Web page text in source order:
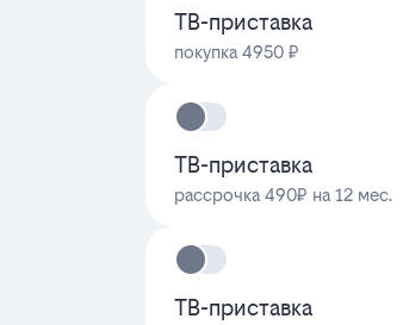
ТВ-приставка
покупка 4950 ₽
ТВ-приставка
рассрочка 490₽ на 12 мес.
ТВ-приставка